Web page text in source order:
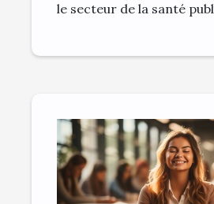
le secteur de la santé